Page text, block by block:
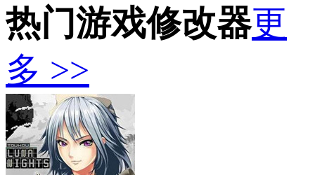
灭
工
程》
KI5
的
车
辆
包
MOD
地
3》
瘟
疫
传
播
者，
可
驾 地
3》
热门游戏修改器更
多 >>